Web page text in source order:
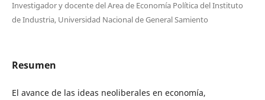
Investigador y docente del Area de Economía Política del Instituto
de Industria, Universidad Nacional de General Samiento
Resumen
El avance de las ideas neoliberales en economía,